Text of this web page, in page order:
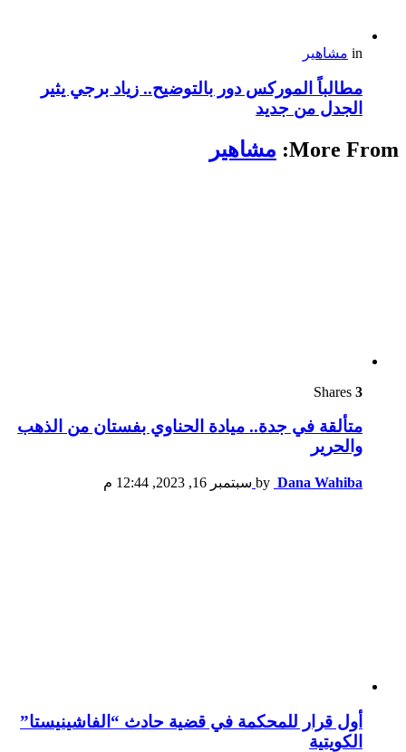
in مشاهير
مطالباً الموركس دور بالتوضيح.. زياد برجي يثير
الجدل من جديد
More From: مشاهير
3
متألقة في جدة.. ميادة الحناوي بفستان من الذهب
والحرير
by Dana Wahiba سبتمبر 16, 2023, 12:44 م
أول قرار للمحكمة في قضية حادث “الفاشينيستا”
الكويتية